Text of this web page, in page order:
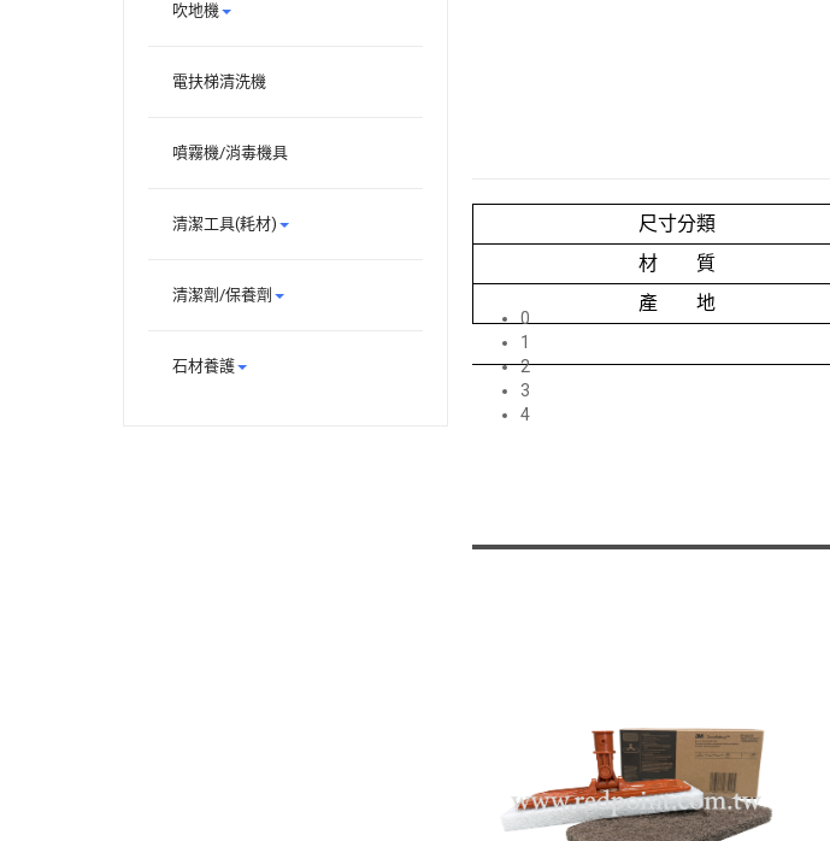
0
1
2
3
4
尺寸分類
材 質
產 地
吹地機
電扶梯清洗機
噴霧機/消毒機具
清潔工具(耗材)
清潔劑/保養劑
石材養護